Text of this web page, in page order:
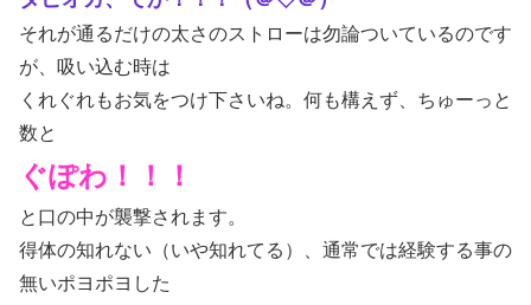
それが通るだけの太さのストローは勿論ついているのです
が、吸い込む時は
くれぐれもお気をつけ下さいね。何も構えず、ちゅーっと
数と
ぐぽわ！！！
と口の中が襲撃されます。
得体の知れない（いや知れてる）、通常では経験する事の
無いポヨポヨした